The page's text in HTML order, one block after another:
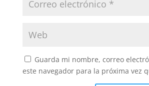
Guarda mi nombre, correo
este navegador para la próxima vez